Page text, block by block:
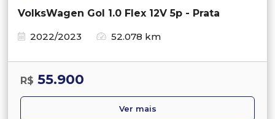
VolksWagen Gol 1.0 Flex 12V 5p - Prata
2022/2023
52.078 km
R$ 55.900
Ver mais